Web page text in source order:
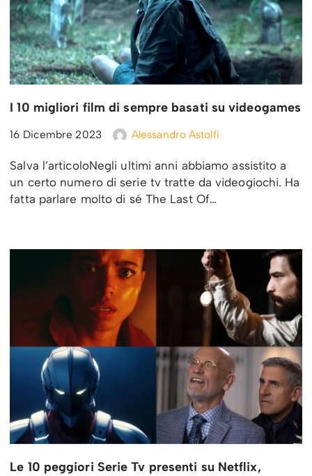
I 10 migliori film di sempre basati su videogames
16 Dicembre 2023 Alessandro Astolfi
Salva l’articoloNegli ultimi anni abbiamo assistito a
un certo numero di serie tv tratte da videogiochi. Ha
fatta parlare molto di sé The Last Of…
Le 10 peggiori Serie Tv presenti su Netflix,